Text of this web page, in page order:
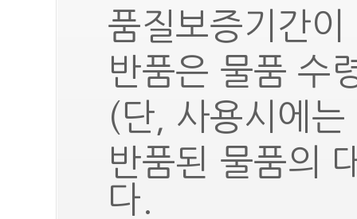
품질보증기간
반품은 물품 수
(단, 사용시에
반품된 물품의
다.